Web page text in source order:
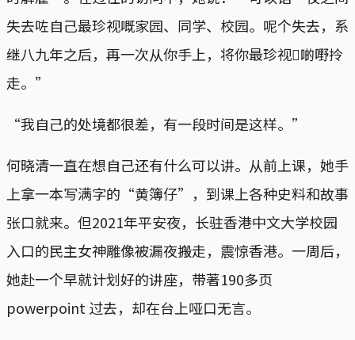
失去咗自己最珍视嘅家园、同学、校园。呢个失去，系
继八九年之后，再一次从你手上，将你最珍视𠮶啲嘢拎
走。”
“我自己的处境都很差，有一段时间是这样。”
何晓清一直在想自己还有什么可以讲。从前上课，她手
上拿一本写满字的“黄簿仔”，到课上各种史料和故事
张口就来。但2021年平安夜，长驻香港中文大学校园
入口的民主女神雕像被漏夜搬走，震惊香港。一周后，
她赴一个早就计划好的讲座，带著190多页
powerpoint 过去，却在台上哑口无言。